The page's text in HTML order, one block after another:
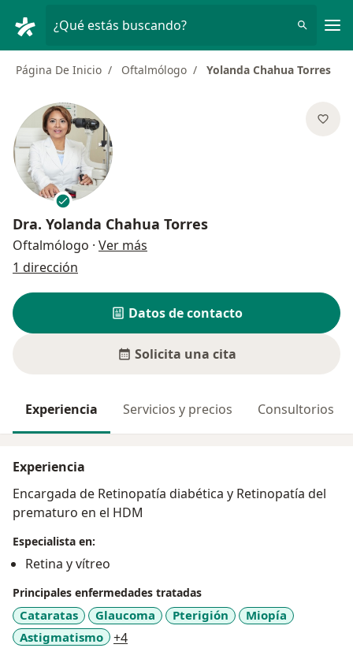
¿Qué estás buscando?
Página De Inicio Oftalmólogo Yolanda Chahua Torres
Dra. Yolanda Chahua Torres
Oftalmólogo · Ver más
1 dirección
Datos de contacto
Solicita una cita
Experiencia Servicios y precios Consultorios
Experiencia
Encargada de Retinopatía diabética y Retinopatía del
prematuro en el HDM
Especialista en:
Retina y vítreo
Principales enfermedades tratadas
Cataratas Glaucoma Pterigión
Miopía
Astigmatismo
+4a11y_sr_more_diseases